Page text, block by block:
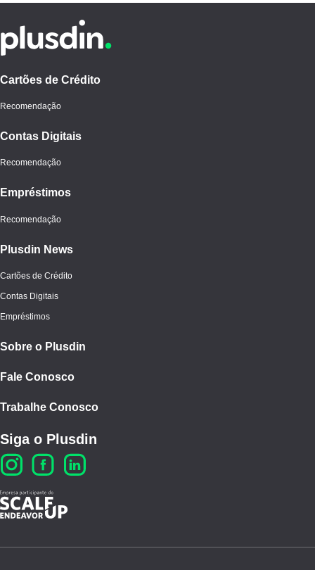
Cartões de Crédito
Recomendação
Contas Digitais
Recomendação
Empréstimos
Recomendação
Plusdin News
Cartões de Crédito
Contas Digitais
Empréstimos
Sobre o Plusdin
Fale Conosco
Trabalhe Conosco
Siga o Plusdin